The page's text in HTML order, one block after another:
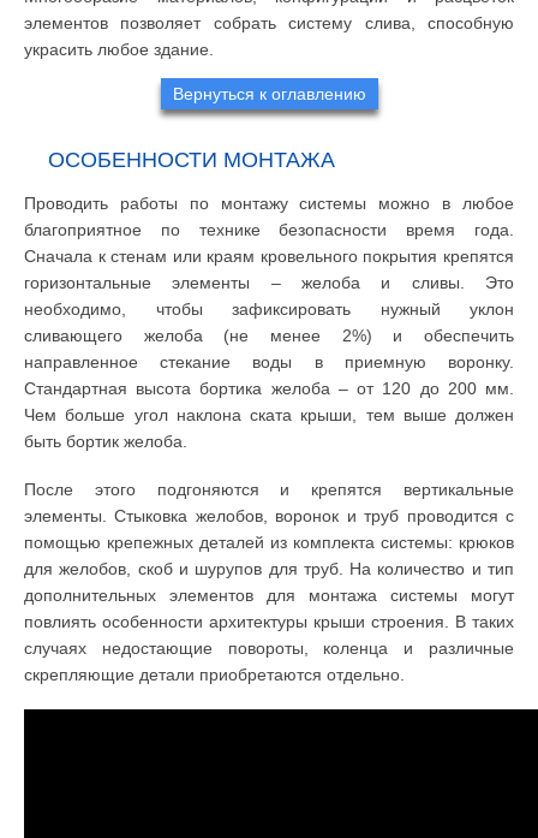
элементов позволяет собрать систему слива, способную
украсить любое здание.
Вернуться к оглавлению
ОСОБЕННОСТИ МОНТАЖА
Проводить работы по монтажу системы можно в любое
благоприятное по технике безопасности время года.
Сначала к стенам или краям кровельного покрытия крепятся
горизонтальные элементы – желоба и сливы. Это
необходимо, чтобы зафиксировать нужный уклон
сливающего желоба (не менее 2%) и обеспечить
направленное стекание воды в приемную воронку.
Стандартная высота бортика желоба – от 120 до 200 мм.
Чем больше угол наклона ската крыши, тем выше должен
быть бортик желоба.
После этого подгоняются и крепятся вертикальные
элементы. Стыковка желобов, воронок и труб проводится с
помощью крепежных деталей из комплекта системы: крюков
для желобов, скоб и шурупов для труб. На количество и тип
дополнительных элементов для монтажа системы могут
повлиять особенности архитектуры крыши строения. В таких
случаях недостающие повороты, коленца и различные
скрепляющие детали приобретаются отдельно.